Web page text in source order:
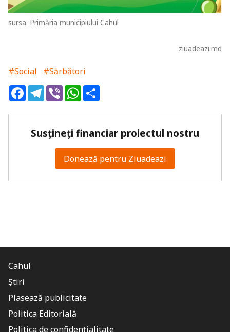
sursa: Primăria municipiului Cahul
ziuadeazi.md
#Social
#Sărbători
FacebookTelegram
ViberWhatsApp
Susțineți financiar proiectul nostru
Donează pentru Ziuadeazi
Cahul
Știri
Plasează publicitate
Politica Editorială
Politica de confidențialitate